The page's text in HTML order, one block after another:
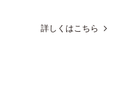
詳しくはこちら